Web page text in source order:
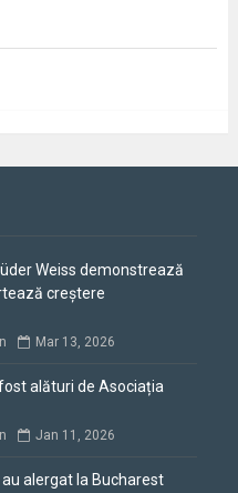
Weiss demonstrează
creștere
Mar 13, 2026
alături de Asociația
Jan 11, 2026
alergat la Bucharest